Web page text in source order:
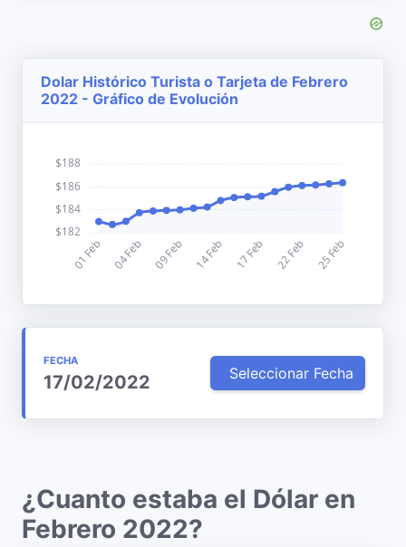
Dolar Histórico Turista o Tarjeta de Febrero
2022 - Gráfico de Evolución
FECHA
17/02/2022 Seleccionar Fecha
¿Cuanto estaba el Dólar en
Febrero 2022?